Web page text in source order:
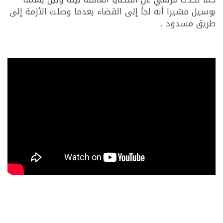
بوسيل مشيرا أنه لجأ إلى القضاء بعدما وصلت الأزمة إلى
طريق مسدود .